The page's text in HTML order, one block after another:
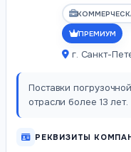
ПРЕМИУМ
г. Санкт-
Поставки
отрасли более 13 лет.
РЕКВИЗИТЫ